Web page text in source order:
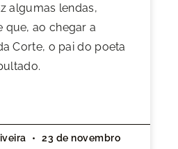
algumas lendas,
que, ao chegar a
Corte, o pai do poeta
23 de novembro